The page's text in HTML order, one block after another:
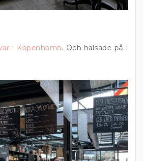
i Köpenhamn. Och hälsade på i